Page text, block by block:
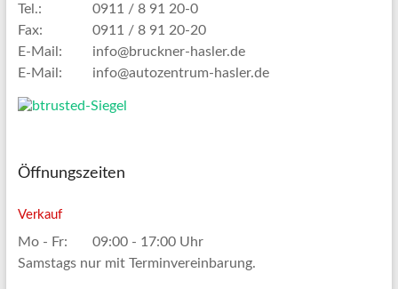
Tel.:
0911 / 8 91 20-0
Fax:
0911 / 8 91 20-20
E-Mail:
info@bruckner-hasler.de
E-Mail:
info@autozentrum-hasler.de
Öffnungszeiten
Verkauf
Mo - Fr:
09:00 - 17:00 Uhr
Samstags nur mit Terminvereinbarung.